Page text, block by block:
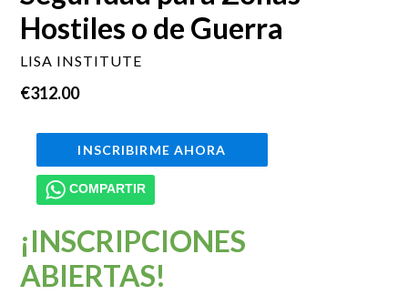
Hostiles o de Guerra
LISA INSTITUTE
Precio
€312.00
INSCRIBIRME AHORA
COMPARTIR
¡INSCRIPCIONES
ABIERTAS!